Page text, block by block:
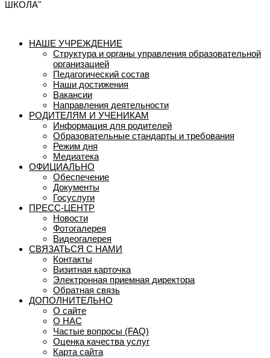
ШКОЛА"
НАШЕ УЧРЕЖДЕНИЕ
Структура и органы управления образовательной
организацией
Педагогический состав
Наши достижения
Вакансии
Направления деятельности
РОДИТЕЛЯМ И УЧЕНИКАМ
Информация для родителей
Образовательные стандарты и требования
Режим дня
Медиатека
ОФИЦИАЛЬНО
Обеспечение
Документы
Госуслуги
ПРЕСС-ЦЕНТР
Новости
Фотогалерея
Видеогалерея
СВЯЗАТЬСЯ С НАМИ
Контакты
Визитная карточка
Электронная приемная директора
Обратная связь
ДОПОЛНИТЕЛЬНО
О сайте
О НАС
Частые вопросы (FAQ)
Оценка качества услуг
Карта сайта